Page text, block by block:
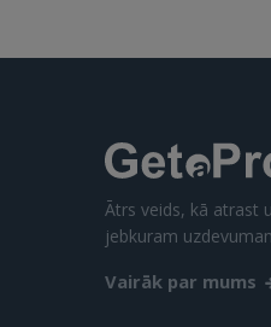
Ātrs veids, kā atrast
jebkuram
Vairāk par mums